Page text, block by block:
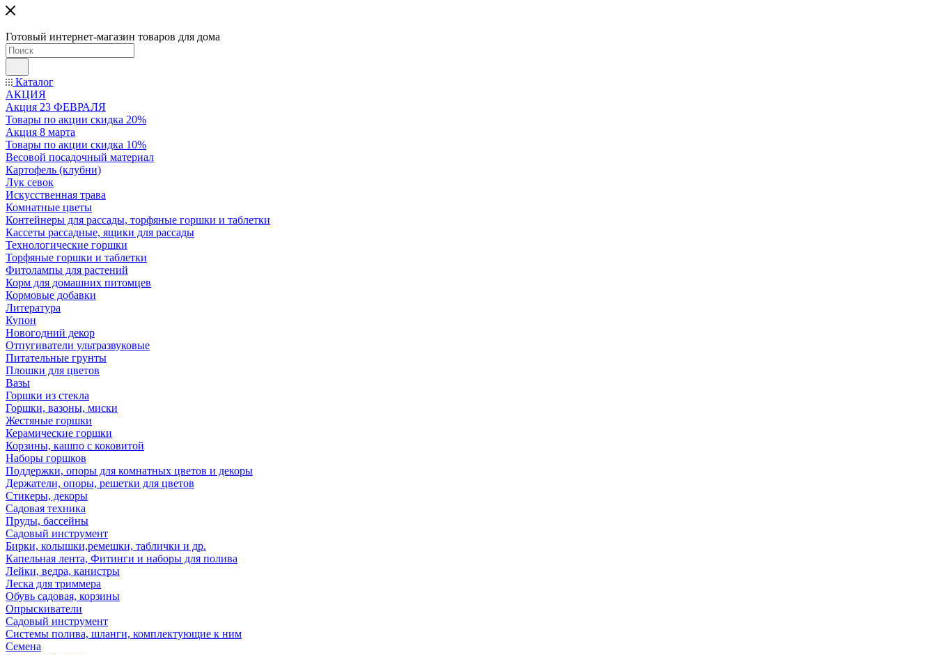
Готовый интернет-магазин товаров для дома
Каталог
АКЦИЯ
Акция 23 ФЕВРАЛЯ
Товары по акции скидка 20%
Акция 8 марта
Товары по акции скидка 10%
Весовой посадочный материал
Картофель (клубни)
Лук севок
Искусственная трава
Комнатные цветы
Контейнеры для рассады, торфяные горшки и таблетки
Кассеты рассадные, ящики для рассады
Технологические горшки
Торфяные горшки и таблетки
Фитолампы для растений
Корм для домашних питомцев
Кормовые добавки
Литература
Купон
Новогодний декор
Отпугиватели ультразвуковые
Питательные грунты
Плошки для цветов
Вазы
Горшки из стекла
Горшки, вазоны, миски
Жестяные горшки
Керамические горшки
Корзины, кашпо с коковитой
Наборы горшков
Поддержки, опоры для комнатных цветов и декоры
Держатели, опоры, решетки для цветов
Стикеры, декоры
Садовая техника
Пруды, бассейны
Садовый инструмент
Бирки, колышки,ремешки, таблички и др.
Капельная лента, Фитинги и наборы для полива
Лейки, ведра, канистры
Леска для триммера
Обувь садовая, корзины
Опрыскиватели
Садовый инструмент
Системы полива, шланги, комплектующие к ним
Семена